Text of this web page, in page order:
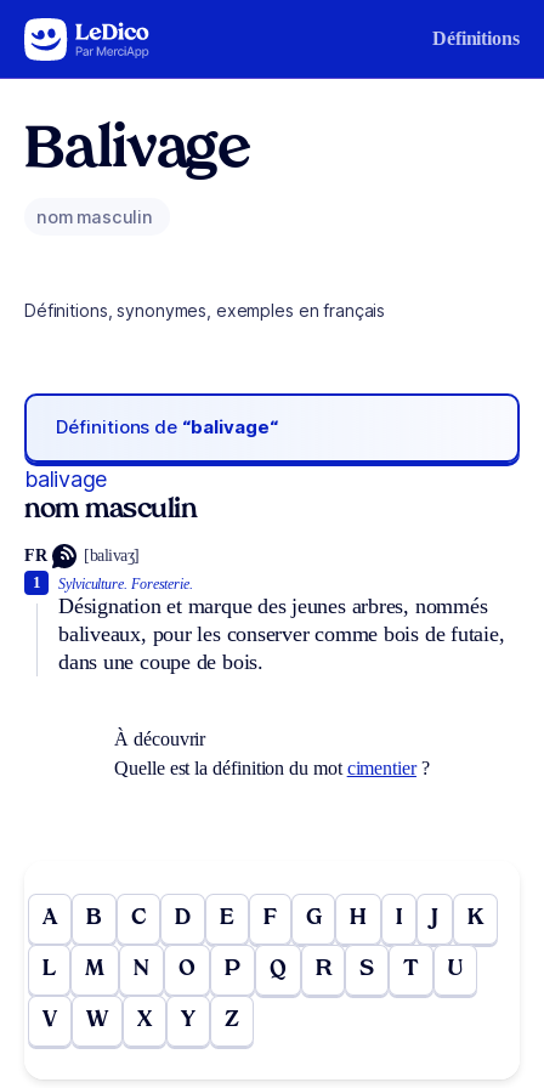
Aller au contenu Définitions
Balivage
nom masculin
Définitions, synonymes, exemples en français
Définitions de “balivage“
balivage
nom masculin
FR [balivaʒ]
Sylviculture. Foresterie.
Désignation et marque des jeunes arbres, nommés
baliveaux, pour les conserver comme bois de futaie,
dans une coupe de bois.
1
À découvrir
Quelle est la définition du mot cimentier?
A B C D E F G H I J K
L M N O P Q R S T U
V W X Y Z